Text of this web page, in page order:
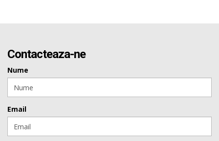
Contacteaza-ne
Nume
Email